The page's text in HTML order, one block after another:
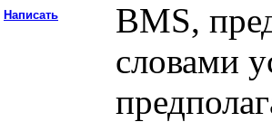
Написать
BMS,
словами